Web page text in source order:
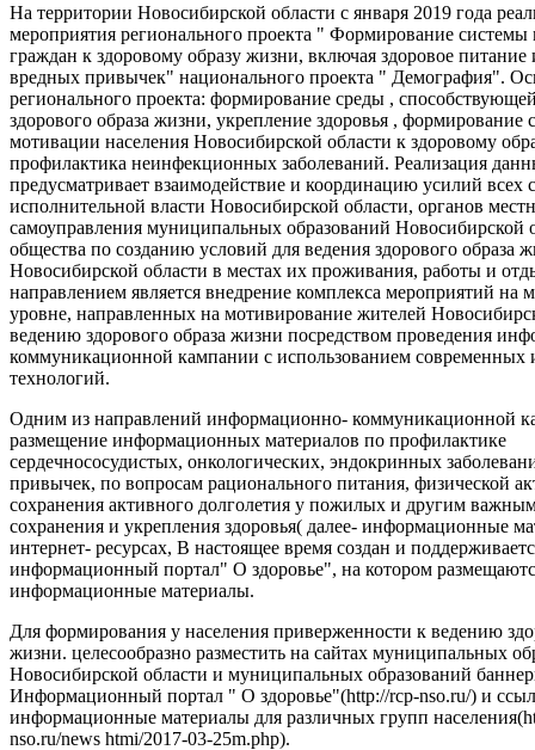
На территории Новосибирской области с января 2019 года
мероприятия регионального проекта " Формирование
граждан к здоровому образу жизни, включая здоровое питание
вредных привычек" национального проекта " Демография".
регионального проекта: формирование среды ,
здорового образа жизни, укрепление здоровья , формирование
мотивации населения Новосибирской области к здоровому
профилактика неинфекционных заболеваний. Реализация
предусматривает взаимодействие и координацию усилий всех
исполнительной власти Новосибирской области, органов
самоуправления муниципальных образований Новосибирской
общества по созданию условий для ведения здорового образа
Новосибирской области в местах их проживания, работы и
направлением является внедрение комплекса мероприятий на
уровне, направленных на мотивирование жителей
ведению здорового образа жизни посредством проведения
коммуникационной кампании с использованием
технологий.
Одним из направлений информационно- коммуникационной
размещение информационных материалов по профилактике
сердечнососудистых, онкологических, эндокринных
привычек, по вопросам рационального питания, физической
сохранения активного долголетия у пожилых и другим
сохранения и укрепления здоровья( далее- информационные
интернет- ресурсах, В настоящее время создан и
информационный портал" О здоровье", на котором
информационные материалы.
Для формирования у населения приверженности к ведению
жизни. целесообразно разместить на сайтах муниципальных
Новосибирской области и муниципальных образований
Информационный портал " О здоровье"(http://rcp-nso.ru/) и
информационные материалы для различных групп
nso.ru/news htmi/2017-03-25m.php).